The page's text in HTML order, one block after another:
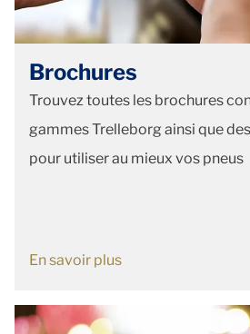
Brochures
Trouvez toutes les brochures
gammes Trelleborg ainsi que
pour utiliser au
En savoir plus